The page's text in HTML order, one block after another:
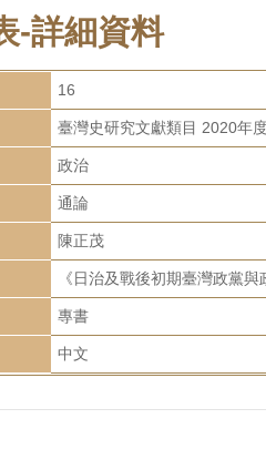
-詳細資料
16
臺灣史研究文獻類目 2020年
政治
通論
陳正茂
《日治及戰後初期臺灣政黨
專書
中文